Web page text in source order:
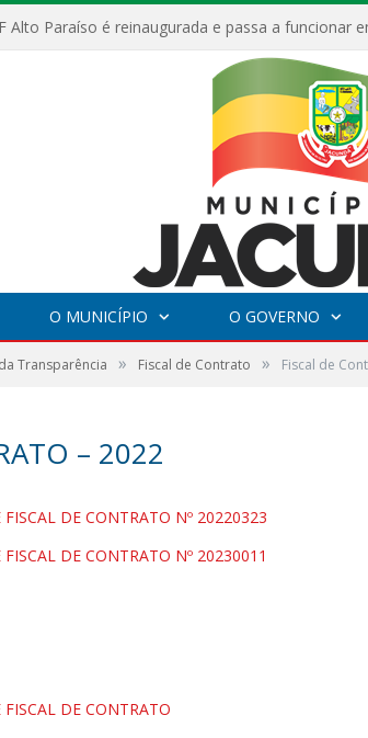
O MUNICÍPIO O GOVERNO
Transparência » Fiscal de Contrato » Fiscal de
– 2022
DE CONTRATO Nº 20220323
DE CONTRATO Nº 20230011
DE CONTRATO